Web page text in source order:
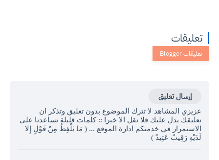
تعليقات
إرسال تعليق
عزيزي المشاهد لا تترك الموضوع بدون تعليق وتذكر ان
تعليقك يدل عليك فلا تقل الا خيرا :: كلمات قليلة تساعدنا على
الاستمرار في خدمتكم ادارة الموقع ... ( مَا يَلْفِظُ مِنْ قَوْلٍ إِلا
لَدَيْهِ رَقِيبٌ عَتِيدٌ )